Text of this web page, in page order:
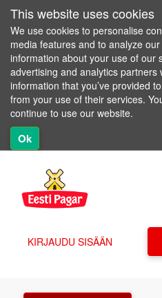
This website uses cookies
We use cookies to personalise
media features and to analyze
information about your use of our
advertising and analytics
information that you’ve provided
from your use of their services.
continue to use our website.
Ok
KIRJAUDU SISÄÄN